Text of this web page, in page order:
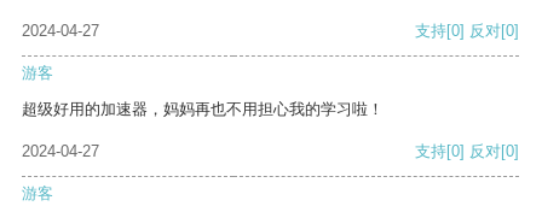
2024-04-27 支持[0] 反对[0]
游客
超级好用的加速器，妈妈再也不用担心我的学习啦！
2024-04-27 支持[0] 反对[0]
游客